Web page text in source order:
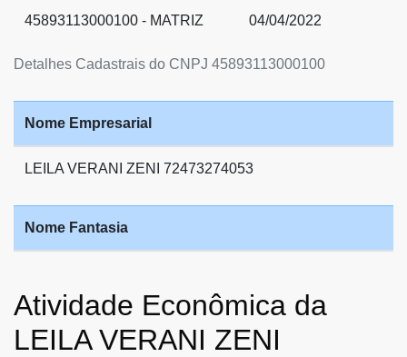
Detalhes Cadastrais do CNPJ 45893113000100
45893113000100 - MATRIZ 04/04/2022
Nome Empresarial
LEILA VERANI ZENI 72473274053
Nome Fantasia
Atividade Econômica da
LEILA VERANI ZENI